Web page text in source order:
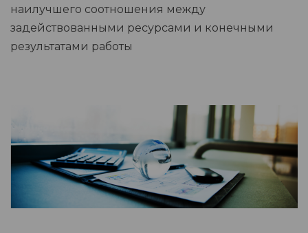
наилучшего соотношения между
задействованными ресурсами и конечными
результатами работы